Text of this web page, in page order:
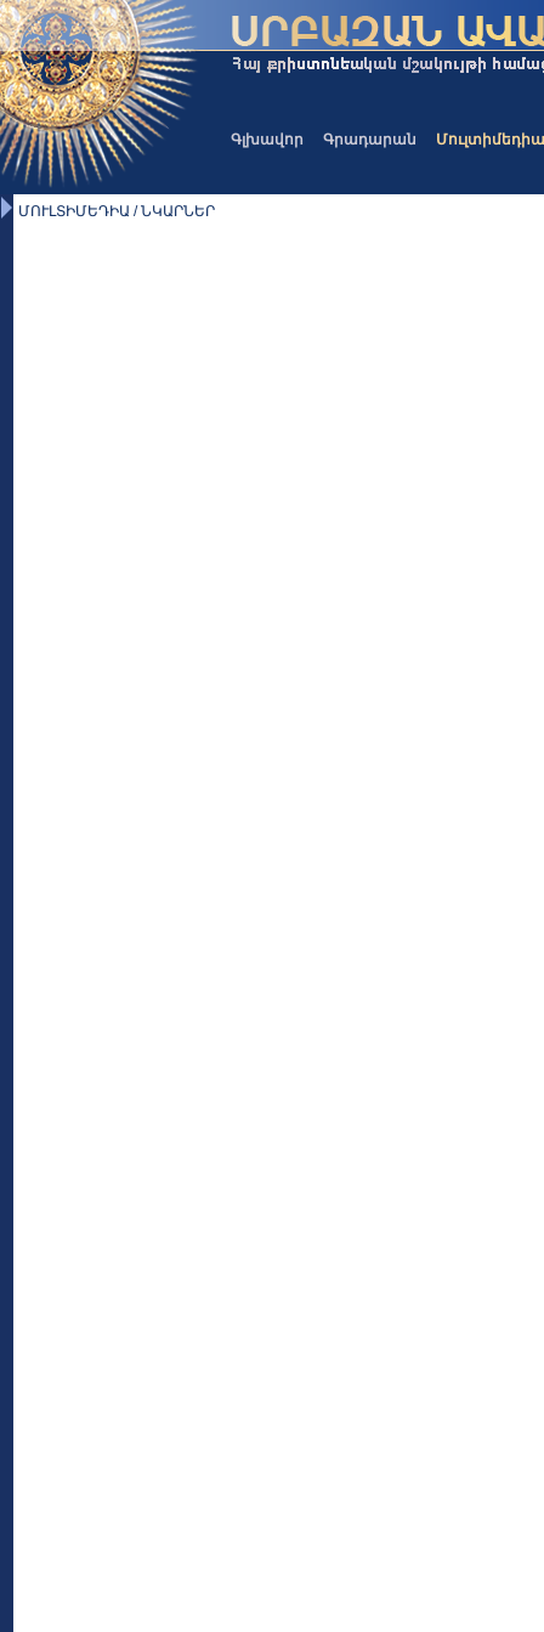
Գլխավոր Գրադարան Մուլտիմեդիա
ՄՈՒԼՏԻՄԵԴԻԱ / ՆԿԱՐՆԵՐ